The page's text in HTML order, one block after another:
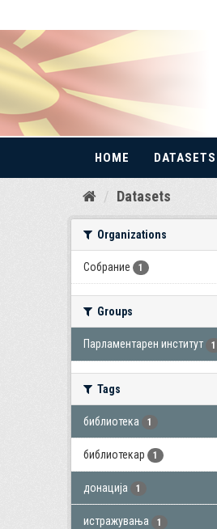
Skip
HOME DATASETS
Datasets
Organizations
Собрание 1
Groups
Парламентарен институт 1
Tags
библиотека 1
библиотекар 1
донација 1
истражувања 1